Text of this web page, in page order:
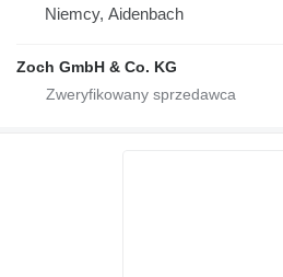
Niemcy, Aidenbach
Zoch GmbH & Co. KG